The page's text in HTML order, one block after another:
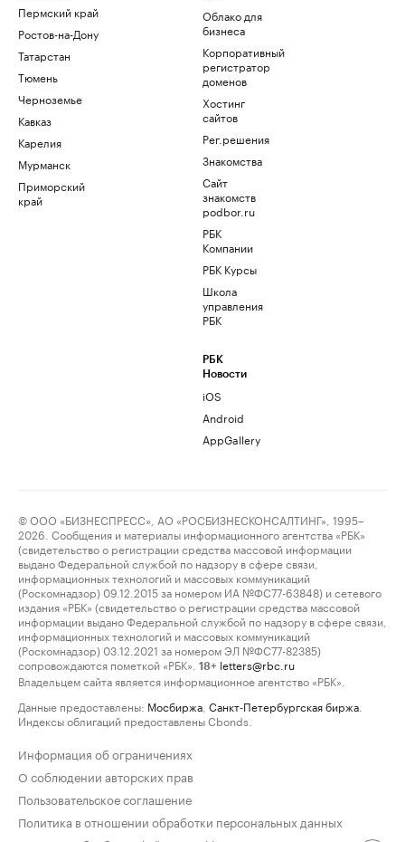
Пермский край
Ростов-на-Дону
Татарстан
Тюмень
Черноземье
Кавказ
Карелия
Мурманск
Приморский
край
Облако для
бизнеса
Корпоративный
регистратор
доменов
Хостинг
сайтов
Рег.решения
Знакомства
Сайт
знакомств
podbor.ru
РБК
Компании
РБК Курсы
Школа
управления
РБК
РБК
Новости
iOS
Android
AppGallery
© ООО «БИЗНЕСПРЕСС», АО «РОСБИЗНЕСКОНСАЛТИНГ», 1995–
2026. Сообщения и материалы информационного агентства «РБК»
(свидетельство о регистрации средства массовой информации
выдано Федеральной службой по надзору в сфере связи,
информационных технологий и массовых коммуникаций
(Роскомнадзор) 09.12.2015 за номером ИА №ФС77-63848) и сетевого
издания «РБК» (свидетельство о регистрации средства массовой
информации выдано Федеральной службой по надзору в сфере связи,
информационных технологий и массовых коммуникаций
(Роскомнадзор) 03.12.2021 за номером ЭЛ №ФС77-82385)
сопровождаются пометкой «РБК».
18+ letters@rbc.ru
Владельцем сайта является информационное агентство «РБК».
Данные предоставлены: Мосбиржа Санкт-Петербургская биржа
Индексы облигаций предоставлены Cbonds.
Информация об ограничениях
О соблюдении авторских прав
Пользовательское соглашение
Политика в отношении обработки персональных данных